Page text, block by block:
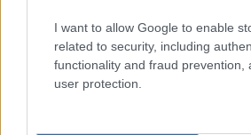
I want to allow Google to enable
related to security, including
functionality and fraud prevention,
user protection.
Kerékpáros világbajnokságra
F1-es nyári